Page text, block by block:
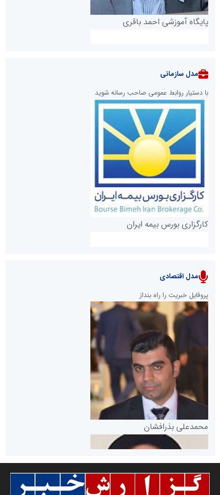
پایگاه آموزشی احمد باقری
روابط عمومی خبرگزاری گزارش خبر
پایگاه خبری نهضت ملی مسکن
پایگاه خبری گفتمان یزد
مدل سازمانی
با دستیار روابط عمومی صاحب رسانه شوید
کارگزاری بورس بیمه ایران
سازمان بورس و اوراق بهادار
مرجع اخبار موثق در بازارسرمایه
مدل اقتصادی
پروفایل خبریت را راه بنداز
محمدعلی بذرافشان